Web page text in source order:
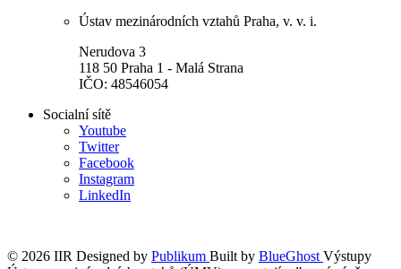
Ústav mezinárodních vztahů Praha, v. v. i.
Nerudova 3
118 50 Praha 1 - Malá Strana
IČO: 48546054
Socialní sítě
Youtube
Twitter
Facebook
Instagram
LinkedIn
© 2026 IIR Designed by Publikum Built by BlueGhost Výstupy